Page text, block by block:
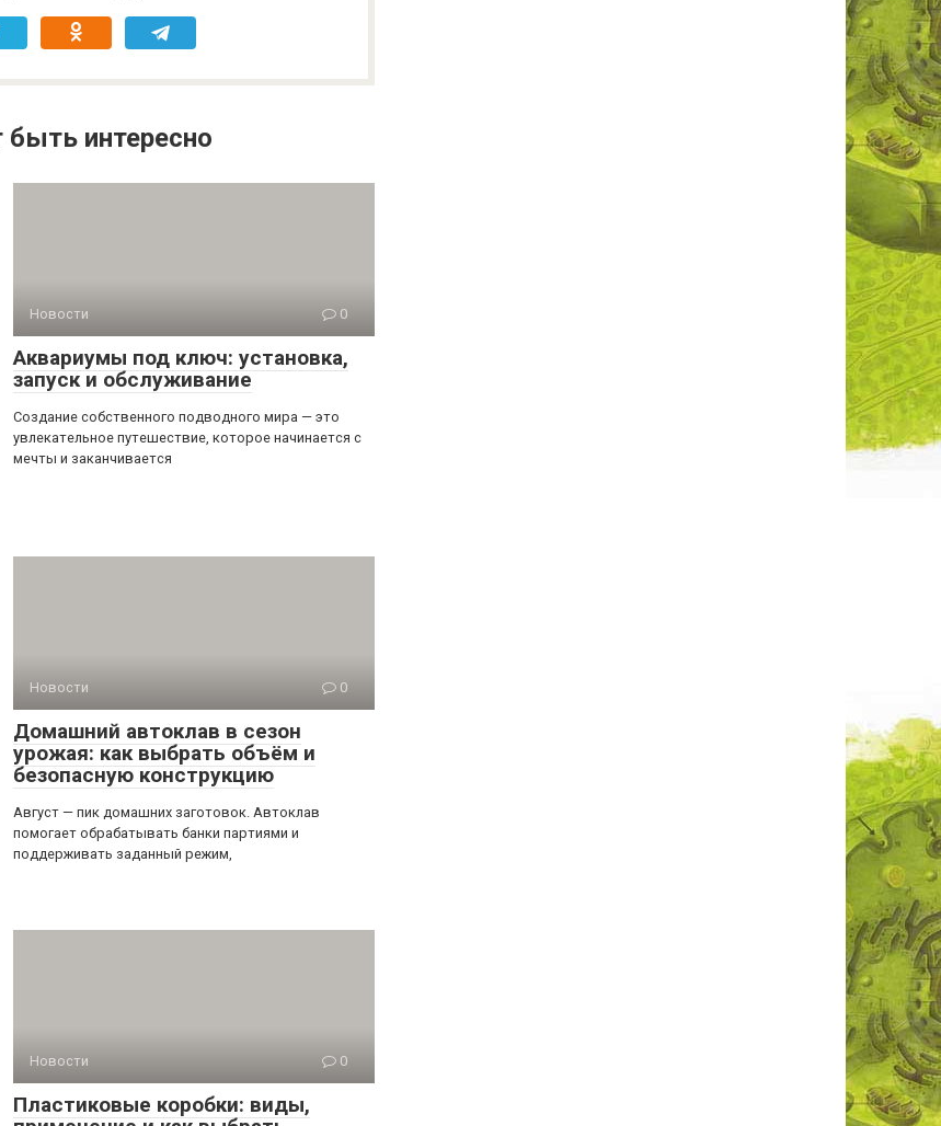
интересно
Новости 0
Аквариумы под ключ: установка,
запуск и обслуживание
Создание собственного подводного мира — это
увлекательное путешествие, которое начинается с
мечты и заканчивается
Новости 0
Домашний автоклав в сезон
урожая: как выбрать объём и
безопасную конструкцию
Август — пик домашних заготовок. Автоклав
помогает обрабатывать банки партиями и
поддерживать заданный режим,
Новости 0
Пластиковые коробки: виды,